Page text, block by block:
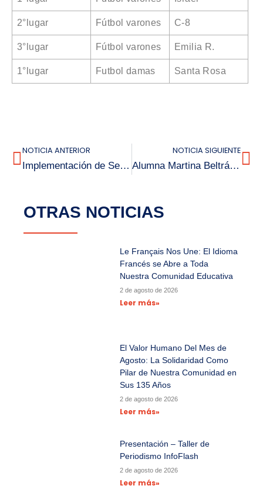
2°lugar Fútbol varones C-8
3°lugar Fútbol varones Emilia R.
1°lugar Futbol damas Santa Rosa
NOTICIA ANTERIOR
Implementación de Señalética Para Personas Con Trastorno del Espectro Autista (TEA) y Atención Preferencial.
NOTICIA SIGUIENTE
Alumna Martina Beltrán Muñoz Elegida Integrante del Consejo Consultivo Nacional de Niños, Niñas y Adolescentes
OTRAS NOTICIAS
Le Français Nos Une: El Idioma
Francés se Abre a Toda
Nuestra Comunidad Educativa
2 de agosto de 2026
Leer más»
El Valor Humano Del Mes de
Agosto: La Solidaridad Como
Pilar de Nuestra Comunidad en
Sus 135 Años
2 de agosto de 2026
Leer más»
Presentación – Taller de
Periodismo InfoFlash
2 de agosto de 2026
Leer más»